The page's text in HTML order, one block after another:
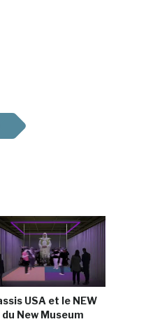
USA et le NEW
du New Museum